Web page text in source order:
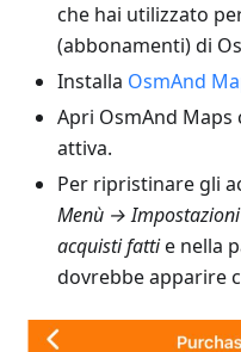
che hai utilizzato
(abbonamenti) di
Installa OsmAnd
Apri OsmAnd
attiva.
Per ripristinare gli
Menù →
acquisti fattie nella
dovrebbe apparire